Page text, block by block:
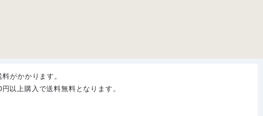
がかかります。
以上購入で送料無料となります。